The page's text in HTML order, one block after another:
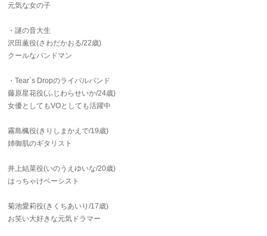
元気な女の子
・謎の音大生
沢田薫役(さわだかおる/22歳)
クールなバンドマン
・Tear`s Dropのライバルバンド
藤原星花役(ふじわらせいか/24歳)
女優としてもVOとしても活躍中
霧島楓役(きりしまかえで/19歳)
姉御肌のギタリスト
井上結菜役(いのうえゆいな/20歳)
はっちゃけベーシスト
菊池愛莉役(きくちあいり/17歳)
お笑い大好きな元気ドラマー